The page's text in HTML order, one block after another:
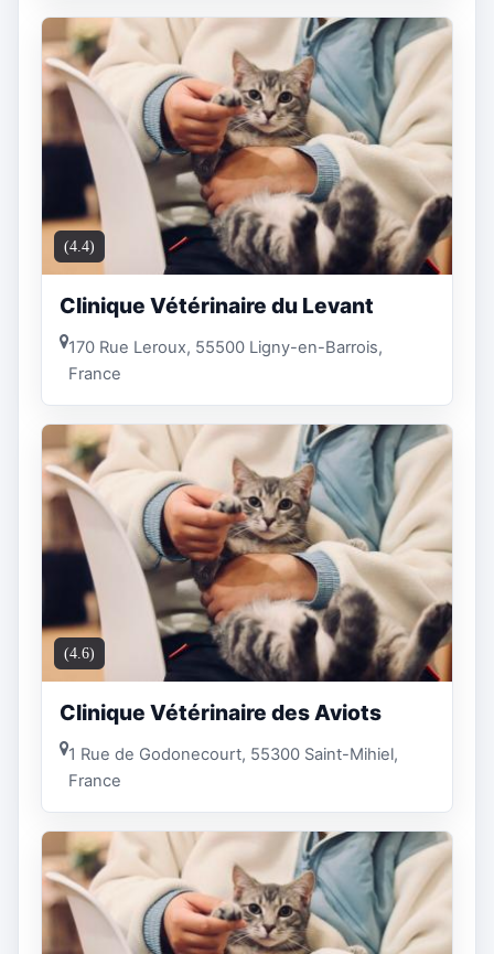
(4.4)
Clinique Vétérinaire du Levant
170 Rue Leroux, 55500 Ligny-en-Barrois,
France
(4.6)
Clinique Vétérinaire des Aviots
1 Rue de Godonecourt, 55300 Saint-Mihiel,
France